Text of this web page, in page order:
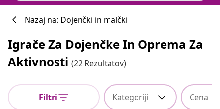
Nazaj na: Dojenčki in malčki
Igrače Za Dojenčke In Oprema Za
Aktivnosti (22 Rezultatov)
Filtri Kategoriji Cena